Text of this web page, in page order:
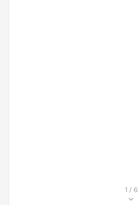
1 / 6